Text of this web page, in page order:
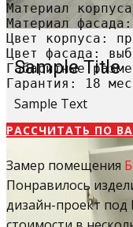
Sample Title
Sample Text
Материал
Материал
Цвет корпуса:
Цвет фасада:
Габаритные
Гарантия: 18
РАССЧИТАТЬ​ ПО
Замер помещения
Понравилось
дизайн-проект